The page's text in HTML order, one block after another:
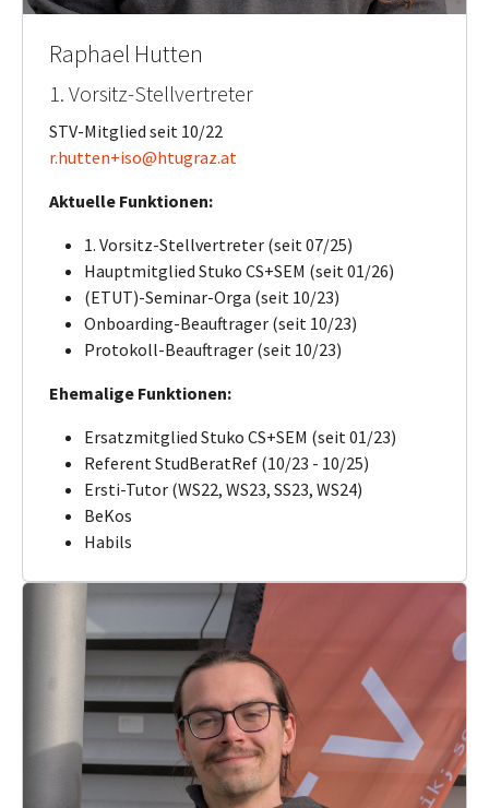
Raphael Hutten
1. Vorsitz-Stellvertreter
STV-Mitglied seit 10/22
r.hutten+iso@htugraz.at
Aktuelle Funktionen:
1. Vorsitz-Stellvertreter (seit 07/25)
Hauptmitglied Stuko CS+SEM (seit 01/26)
(ETUT)-Seminar-Orga (seit 10/23)
Onboarding-Beauftrager (seit 10/23)
Protokoll-Beauftrager (seit 10/23)
Ehemalige Funktionen:
Ersatzmitglied Stuko CS+SEM (seit 01/23)
Referent StudBeratRef (10/23 - 10/25)
Ersti-Tutor (WS22, WS23, SS23, WS24)
BeKos
Habils